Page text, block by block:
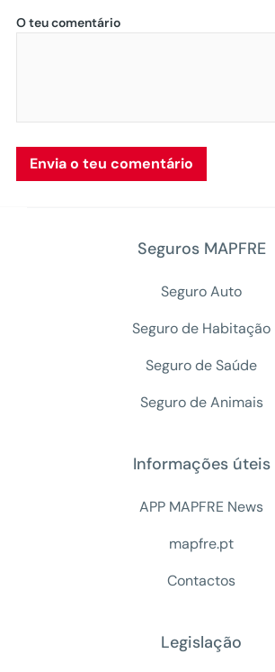
O teu comentário
Seguros MAPFRE
Seguro Auto
Seguro de Habitação
Seguro de Saúde
Seguro de Animais
Informações úteis
APP MAPFRE News
mapfre.pt
Contactos
Legislação